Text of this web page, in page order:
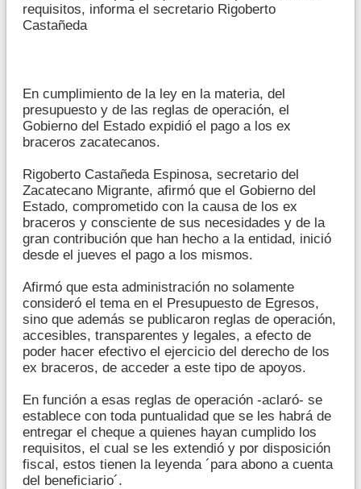
requisitos, informa el secretario Rigoberto
Castañeda
En cumplimiento de la ley en la materia, del
presupuesto y de las reglas de operación, el
Gobierno del Estado expidió el pago a los ex
braceros zacatecanos.
Rigoberto Castañeda Espinosa, secretario del
Zacatecano Migrante, afirmó que el Gobierno del
Estado, comprometido con la causa de los ex
braceros y consciente de sus necesidades y de la
gran contribución que han hecho a la entidad, inició
desde el jueves el pago a los mismos.
Afirmó que esta administración no solamente
consideró el tema en el Presupuesto de Egresos,
sino que además se publicaron reglas de operación,
accesibles, transparentes y legales, a efecto de
poder hacer efectivo el ejercicio del derecho de los
ex braceros, de acceder a este tipo de apoyos.
En función a esas reglas de operación -aclaró- se
establece con toda puntualidad que se les habrá de
entregar el cheque a quienes hayan cumplido los
requisitos, el cual se les extendió y por disposición
fiscal, estos tienen la leyenda ´para abono a cuenta
del beneficiario´.